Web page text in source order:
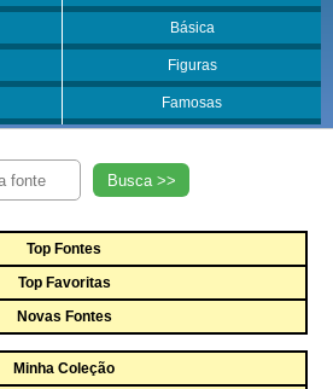
Básica
Figuras
Famosas
Busca >>
Top Fontes
Top Favoritas
Novas Fontes
Minha Coleção